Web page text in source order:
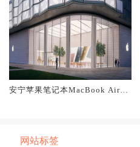
安宁苹果笔记本MacBook Air换
网站标签